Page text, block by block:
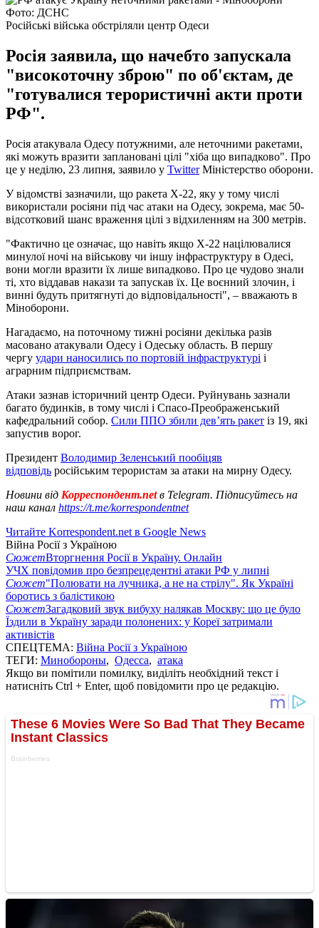
Фото: ДСНС
Російські війська обстріляли центр Одеси
Росія заявила, що начебто запускала
"високоточну зброю" по об'єктам, де
"готувалися терористичні акти проти
РФ".
Росія атакувала Одесу потужними, але неточними ракетами,
які можуть вразити заплановані цілі "хіба що випадково". Про
це у неділю, 23 липня, заявило у TwitterМіністерство оборони.
У відомстві зазначили, що ракета Х-22, яку у тому числі
використали росіяни під час атаки на Одесу, зокрема, має 50-
відсотковий шанс враження цілі з відхиленням на 300 метрів.
"Фактично це означає, що навіть якщо Х-22 націлювалися
минулої ночі на військову чи іншу інфраструктуру в Одесі,
вони могли вразити їх лише випадково. Про це чудово знали
ті, хто віддавав накази та запускав їх. Це воєнний злочин, і
винні будуть притягнуті до відповідальності", – вважають в
Міноборони.
Нагадаємо, на поточному тижні росіяни декілька разів
масовано атакували Одесу і Одеську область. В першу
чергу удари наносились по портовій інфраструктурі і
аграрним підприємствам.
Атаки зазнав історичний центр Одеси. Руйнувань зазнали
багато будинків, в тому числі і Спасо-Преображенський
кафедральний собор. Сили ППО збили дев’ять ракет із 19, які
запустив ворог.
Президент Володимир Зеленський пообіцяв
відповідь російським терористам за атаки на мирну Одесу.
Новини від Корреспондент.netв Telegram. Підписуйтесь на
наш канал https://t.me/korrespondentnet
Читайте Korrespondent.net в Google News
Війна Росії з Україною
СюжетВторгнення Росії в Україну. Онлайн
УЧХ повідомив про безпрецедентні атаки РФ у липні
Сюжет"Полювати на лучника, а не на стрілу". Як Україні
боротись з балістикою
СюжетЗагадковий звук вибуху налякав Москву: що це було
Їздили в Україну заради полонених: у Кореї затримали
активістів
СПЕЦТЕМА: Війна Росії з Україною
ТЕГИ: Минобороны, Одесса, атака
Якщо ви помітили помилку, виділіть необхідний текст і
натисніть Ctrl + Enter, щоб повідомити про це редакцію.